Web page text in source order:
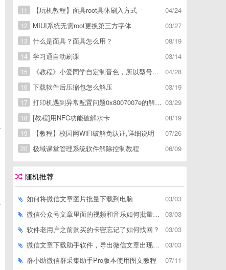
04/24
11
【玩机教程】面具root具体刷入方式
03/27
12
MIUI系统无需root更换第三方字体
08/19
13
什么是面具？面具怎么用？
03/14
14
学习通自动刷课
04/28
15
《教程》小爱同学自定制音色，所以型号通用，不用root
03/19
16
下载软件后压缩包怎么解压
03/29
17
打印机遇到异常配置问题0x8007007e的解决方
08/19
18
[教程]用NFC功能破解水卡
07/26
19
【教程】校园网WiFi破解免认证,详细说明
06/09
20 极域课堂管理系统软件解除控制教程
随机推荐
03/03
如何将微信文章图片批量下载到电脑
03/03
微信公众号文章里面的视频和音乐如何批量下载到电脑上
03/03
软件老用户之前购买的卡密忘记了如何找回？
03/03
微信文章下载助手软件，导出微信文章出现「导出失败*篇」如何解决
07/11
群小助微信群采集助手Pro版本使用图文教程